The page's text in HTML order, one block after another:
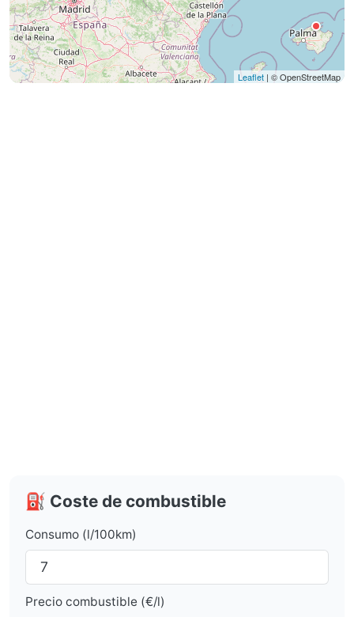
Leaflet | © OpenStreetMap
⛽ Coste de combustible
Consumo (l/100km)
Precio combustible (€/l)